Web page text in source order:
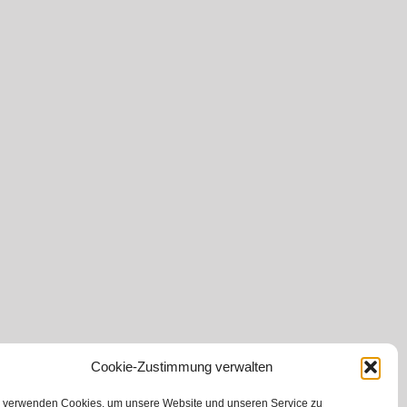
Cookie-Zustimmung verwalten
verwenden Cookies, um unsere Website und unseren Service zu